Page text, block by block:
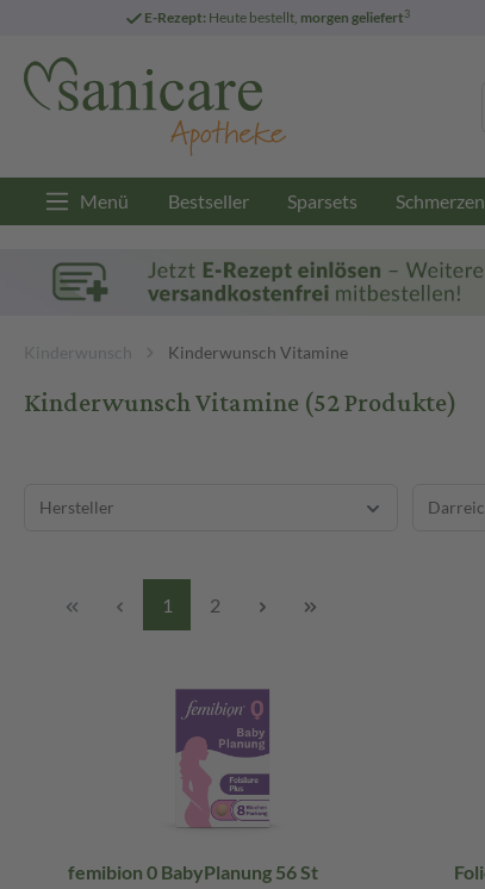
E-Rezept: Heute bestellt, morgen geliefert3
Menü Bestseller Sparsets
Kinderwunsch Kinderwunsch Vitamine
Kinderwunsch Vitamine(52 Produkte)
Hersteller
1 2
femibion 0 BabyPlanung 56 St